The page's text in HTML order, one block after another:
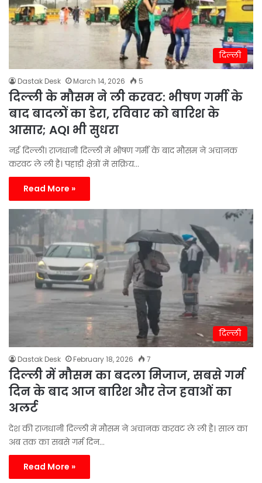
दिल्ली
Dastak Desk March 14, 2026 5
दिल्ली के मौसम ने ली करवट: भीषण गर्मी के
बाद बादलों का डेरा, रविवार को बारिश के
आसार; AQI भी सुधरा
नई दिल्ली। राजधानी दिल्ली में भीषण गर्मी के बाद मौसम ने अचानक
करवट ले ली है। पहाड़ी क्षेत्रों में सक्रिय…
Read More »
दिल्ली
Dastak Desk February 18, 2026 7
दिल्ली में मौसम का बदला मिजाज, सबसे गर्म
दिन के बाद आज बारिश और तेज हवाओं का
अलर्ट
देश की राजधानी दिल्ली में मौसम ने अचानक करवट ले ली है। साल का
अब तक का सबसे गर्म दिन…
Read More »